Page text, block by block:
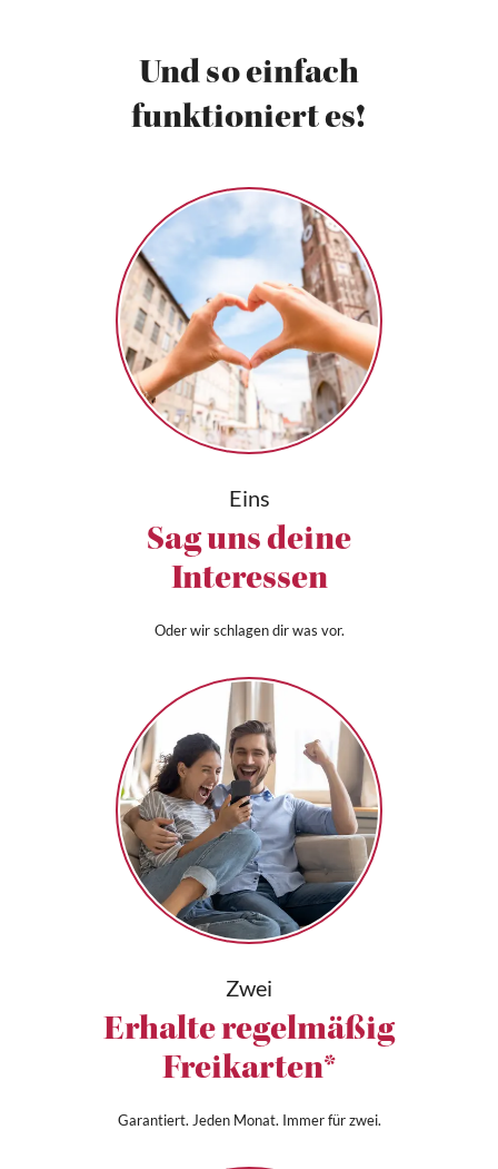
Und so einfach
funktioniert es!
Eins
Sag uns deine
Interessen
Oder wir schlagen dir was vor.
Zwei
Erhalte regelmäßig
Freikarten*
Garantiert. Jeden Monat. Immer für zwei.